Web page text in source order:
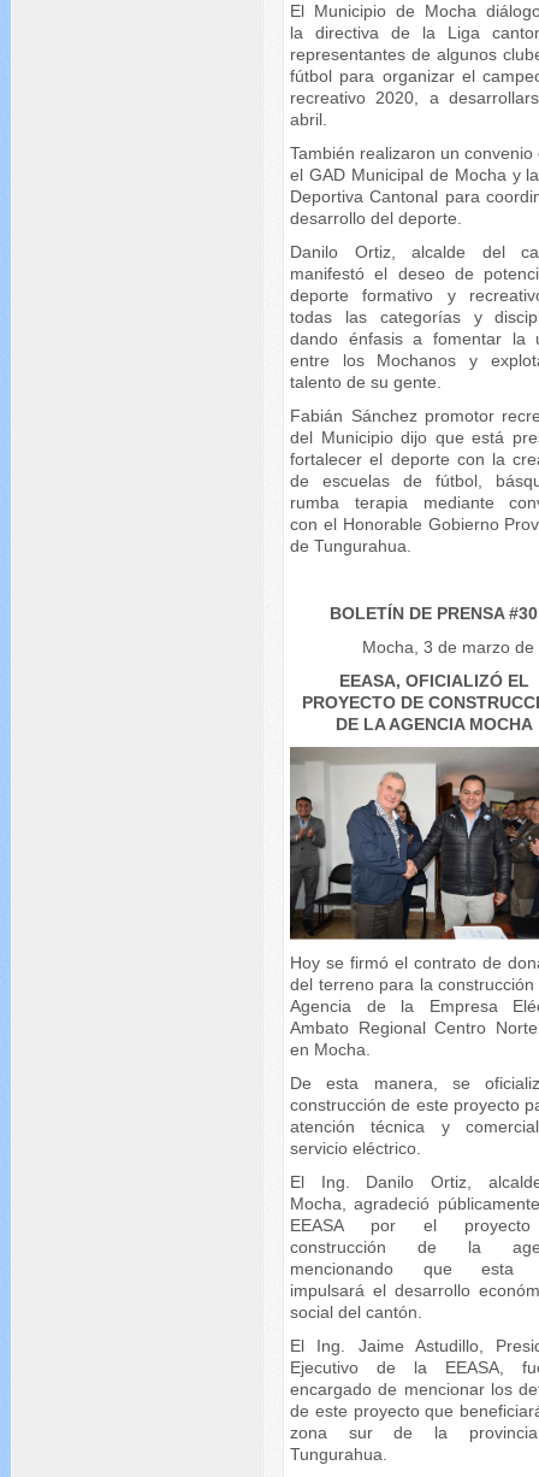
El Municipio de Mocha
la directiva de la Liga
representantes de algunos
fútbol para organizar el
recreativo 2020, a
abril.
También realizaron un convenio
el GAD Municipal de Mocha y
Deportiva Cantonal para
desarrollo del deporte.
Danilo Ortiz, alcalde del
manifestó el deseo de
deporte formativo y
todas las categorías y
dando énfasis a fomentar la
entre los Mochanos y
talento de su gente.
Fabián Sánchez promotor
del Municipio dijo que está
fortalecer el deporte con la
de escuelas de fútbol,
rumba terapia mediante
con el Honorable Gobierno
de Tungurahua.
BOLETÍN DE PRENSA #30
Mocha, 3 de marzo de
EEASA, OFICIALIZÓ EL
PROYECTO DE
DE LA AGENCIA MOCHA
Hoy se firmó el contrato de
del terreno para la construcción
Agencia de la Empresa
Ambato Regional Centro
en Mocha.
De esta manera, se
construcción de este proyecto
atención técnica y
servicio eléctrico.
El Ing. Danilo Ortiz,
Mocha, agradeció
EEASA por el
construcción de la
mencionando que esta
impulsará el desarrollo
social del cantón.
El Ing. Jaime Astudillo,
Ejecutivo de la EEASA,
encargado de mencionar los
de este proyecto que
zona sur de la
Tungurahua.